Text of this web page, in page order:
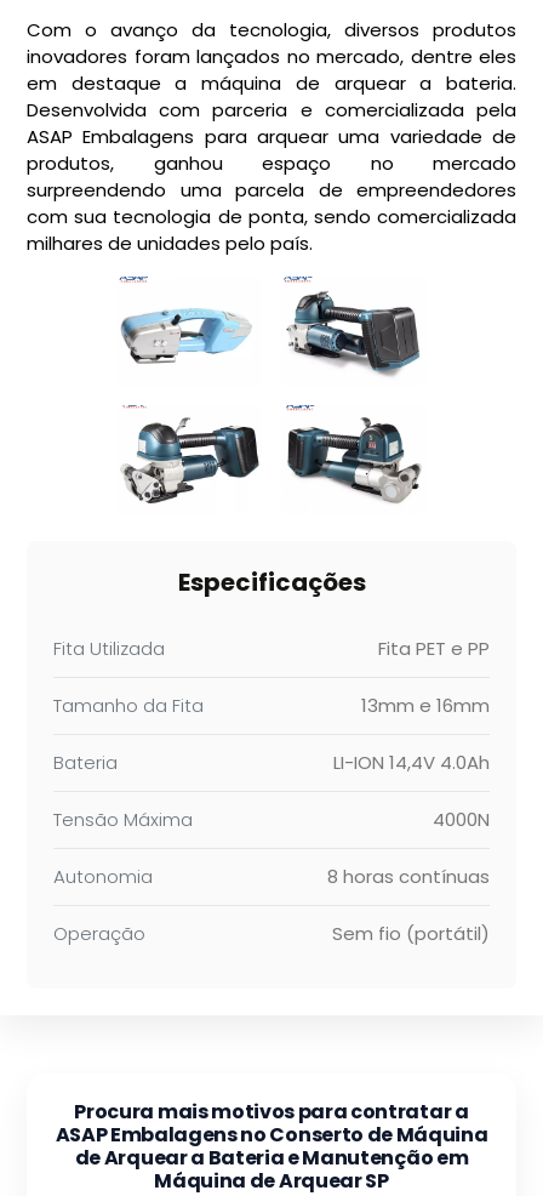
Com o avanço da tecnologia, diversos produtos
inovadores foram lançados no mercado, dentre eles
em destaque a máquina de arquear a bateria.
Desenvolvida com parceria e comercializada pela
ASAP Embalagens para arquear uma variedade de
produtos, ganhou espaço no mercado
surpreendendo uma parcela de empreendedores
com sua tecnologia de ponta, sendo comercializada
milhares de unidades pelo país.
Especificações
Fita Utilizada Fita PET e PP
Tamanho da Fita 13mm e 16mm
Bateria LI-ION 14,4V 4.0Ah
Tensão Máxima 4000N
Autonomia 8 horas contínuas
Operação Sem fio (portátil)
Procura mais motivos para contratar a
ASAP Embalagens no Conserto de Máquina
de Arquear a Bateria e Manutenção em
Máquina de Arquear SP